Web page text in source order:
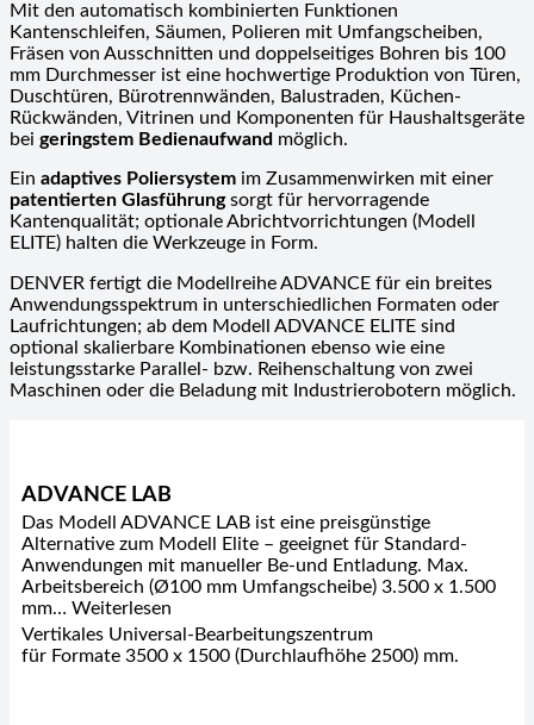
Mit den automatisch kombinierten Funktionen
Kantenschleifen, Säumen, Polieren mit Umfangscheiben,
Fräsen von Ausschnitten und doppelseitiges Bohren bis 100
mm Durchmesser ist eine hochwertige Produktion von Türen,
Duschtüren, Bürotrennwänden, Balustraden, Küchen-
Rückwänden, Vitrinen und Komponenten für Haushaltsgeräte
bei geringstem Bedienaufwand möglich.
Ein adaptives Poliersystem im Zusammenwirken mit einer
patentierten Glasführungsorgt für hervorragende
Kantenqualität; optionale Abrichtvorrichtungen (Modell
ELITE) halten die Werkzeuge in Form.
DENVER fertigt die Modellreihe ADVANCE für ein breites
Anwendungsspektrum in unterschiedlichen Formaten oder
Laufrichtungen; ab dem Modell ADVANCE ELITE sind
optional skalierbare Kombinationen ebenso wie eine
leistungsstarke Parallel- bzw. Reihenschaltung von zwei
Maschinen oder die Beladung mit Industrierobotern möglich.
ADVANCE LAB
Das Modell ADVANCE LAB ist eine preisgünstige
Alternative zum Modell Elite – geeignet für Standard-
Anwendungen mit manueller Be-und Entladung. Max.
Arbeitsbereich (Ø100 mm Umfangscheibe) 3.500 x 1.500
mm… Weiterlesen
Vertikales Universal-Bearbeitungszentrum
für Formate 3500 x 1500 (Durchlaufhöhe 2500) mm.